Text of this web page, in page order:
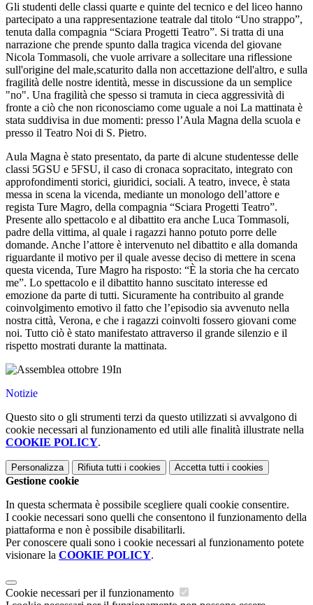
Gli studenti delle classi quarte e quinte del tecnico e del liceo hanno
partecipato a una rappresentazione teatrale dal titolo “Uno strappo”,
tenuta dalla compagnia “Sciara Progetti Teatro”. Si tratta di una
narrazione che prende spunto dalla tragica vicenda del giovane
Nicola Tommasoli, che vuole arrivare a sollecitare una riflessione
sull'origine del male,scaturito dalla non accettazione dell'altro, e sulla
fragilità delle nostre identità, messe in discussione da un semplice
"no". Una fragilità che spesso si tramuta in cieca aggressività di
fronte a ciò che non riconosciamo come uguale a noi La mattinata è
stata suddivisa in due momenti: presso l’Aula Magna della scuola e
presso il Teatro Noi di S. Pietro.
Aula Magna è stato presentato, da parte di alcune studentesse delle
classi 5GSU e 5FSU, il caso di cronaca sopracitato, integrato con
approfondimenti storici, giuridici, sociali. A teatro, invece, è stata
messa in scena la vicenda, mediante un monologo dell’attore e
regista Ture Magro, della compagnia “Sciara Progetti Teatro”.
Presente allo spettacolo e al dibattito era anche Luca Tommasoli,
padre della vittima, al quale i ragazzi hanno potuto porre delle
domande. Anche l’attore è intervenuto nel dibattito e alla domanda
riguardante il motivo per il quale avesse deciso di mettere in scena
questa vicenda, Ture Magro ha risposto: “È la storia che ha cercato
me”. Lo spettacolo e il dibattito hanno suscitato interesse ed
emozione da parte di tutti. Sicuramente ha contribuito al grande
coinvolgimento emotivo il fatto che l’episodio sia avvenuto nella
nostra città, Verona, e che i ragazzi coinvolti fossero giovani come
noi. Tutto ciò è stato manifestato attraverso il grande silenzio e il
rispetto mostrati durante la mattinata.
In
Notizie
Questo sito o gli strumenti terzi da questo utilizzati si avvalgono di
cookie necessari al funzionamento ed utili alle finalità illustrate nella
COOKIE POLICY.
Personalizza Rifiuta tutti i cookies Accetta tutti i cookies
Gestione cookie
In questa schermata è possibile scegliere quali cookie consentire.
I cookie necessari sono quelli che consentono il funzionamento della
piattaforma e non è possibile disabilitarli.
Per conoscere quali sono i cookie necessari al funzionamento potete
visionare la COOKIE POLICY.
Cookie necessari per il funzionamento